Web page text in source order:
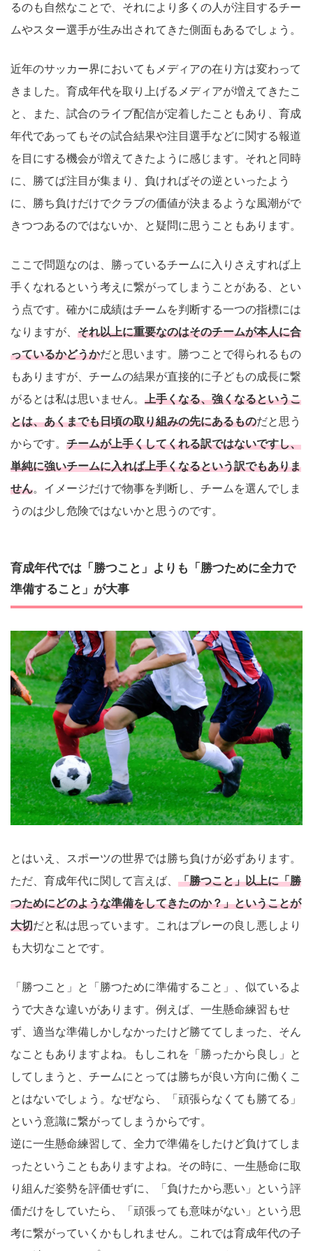
るのも自然なことで、それにより多くの人が注目するチー
ムやスター選手が生み出されてきた側面もあるでしょう。
近年のサッカー界においてもメディアの在り方は変わって
きました。育成年代を取り上げるメディアが増えてきたこ
と、また、試合のライブ配信が定着したこともあり、育成
年代であってもその試合結果や注目選手などに関する報道
を目にする機会が増えてきたように感じます。それと同時
に、勝てば注目が集まり、負ければその逆といったよう
に、勝ち負けだけでクラブの価値が決まるような風潮がで
きつつあるのではないか、と疑問に思うこともあります。
ここで問題なのは、勝っているチームに入りさえすれば上
手くなれるという考えに繋がってしまうことがある、とい
う点です。確かに成績はチームを判断する一つの指標には
なりますが、 それ以上に重要なのはそのチームが本人に合
っているかどうかだと思います。勝つことで得られるもの
もありますが、チームの結果が直接的に子どもの成長に繋
がるとは私は思いません。 上手くなる、強くなるというこ
とは、あくまでも日頃の取り組みの先にあるものだと思う
からです。 チームが上手くしてくれる訳ではないですし、
単純に強いチームに入れば上手くなるという訳でもありま
せん。イメージだけで物事を判断し、チームを選んでしま
うのは少し危険ではないかと思うのです。
育成年代では「勝つこと」よりも「勝つために全力で
準備すること」が大事
とはいえ、スポーツの世界では勝ち負けが必ずあります。
ただ、育成年代に関して言えば、 「勝つこと」以上に「勝
つためにどのような準備をしてきたのか？」ということが
大切だと私は思っています。これはプレーの良し悪しより
も大切なことです。
「勝つこと」と「勝つために準備すること」、似ているよ
うで大きな違いがあります。例えば、一生懸命練習もせ
ず、適当な準備しかしなかったけど勝ててしまった、そん
なこともありますよね。もしこれを「勝ったから良し」と
してしまうと、チームにとっては勝ちが良い方向に働くこ
とはないでしょう。なぜなら、「頑張らなくても勝てる」
という意識に繋がってしまうからです。
逆に一生懸命練習して、全力で準備をしたけど負けてしま
ったということもありますよね。その時に、一生懸命に取
り組んだ姿勢を評価せずに、「負けたから悪い」という評
価だけをしていたら、「頑張っても意味がない」という思
考に繋がっていくかもしれません。これでは育成年代の子